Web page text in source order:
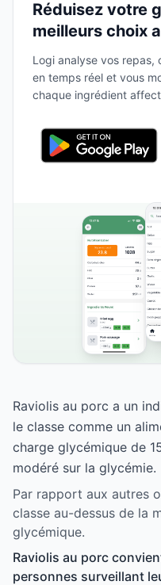
Réduisez votre
meilleurs choix
Logi analyse vos
en temps réel et vous
chaque ingrédient
Raviolis au porc a un
le classe comme un
charge glycémique de
modéré sur la glycémie.
Par rapport aux autres
classe au-dessus de la
glycémique.
Raviolis au porc
personnes surveillant